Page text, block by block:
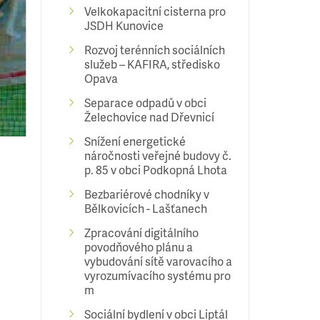
Velkokapacitní cisterna pro
JSDH Kunovice
Rozvoj terénních sociálních
služeb – KAFIRA, středisko
Opava
Separace odpadů v obci
Želechovice nad Dřevnicí
Snížení energetické
náročnosti veřejné budovy č.
p. 85 v obci Podkopná Lhota
Bezbariérové chodníky v
Bělkovicích - Lašťanech
Zpracování digitálního
povodňového plánu a
vybudování sítě varovacího a
vyrozumívacího systému pro
m
Sociální bydlení v obci Liptál